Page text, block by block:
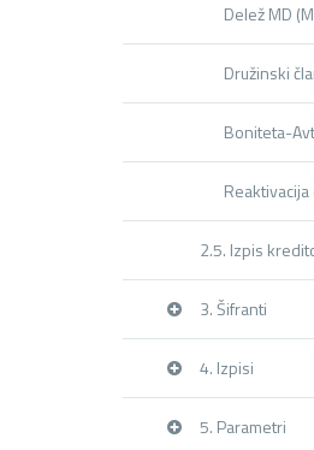
Delež MD
Družinski
Boniteta-
2.5. Izpis
3. Šifranti
4. Izpisi
5. Parametri